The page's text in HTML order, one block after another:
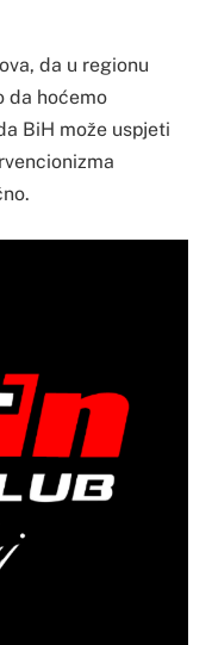
da u regionu
da hoćemo
BiH može uspjeti